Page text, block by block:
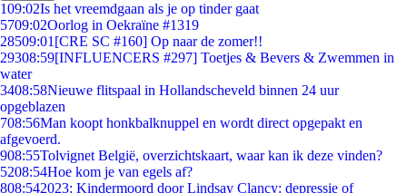
109:02Is het vreemdgaan als je op tinder gaat
5709:02Oorlog in Oekraïne #1319
28509:01 [CRE SC #160] Op naar de zomer!!
29308:59[INFLUENCERS #297] Toetjes & Bevers & Zwemmen in
water
3408:58Nieuwe flitspaal in Hollandscheveld binnen 24 uur
opgeblazen
708:56Man koopt honkbalknuppel en wordt direct opgepakt en
afgevoerd.
908:55Tolvignet België, overzichtskaart, waar kan ik deze vinden?
5208:54Hoe kom je van egels af?
808:542023: Kindermoord door Lindsay Clancy: depressie of